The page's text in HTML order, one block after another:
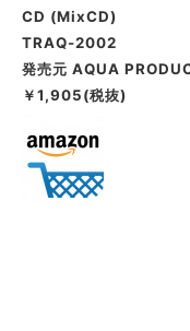
CD (MixCD)
TRAQ-2002
発売元 AQUA
￥1,905(税抜)